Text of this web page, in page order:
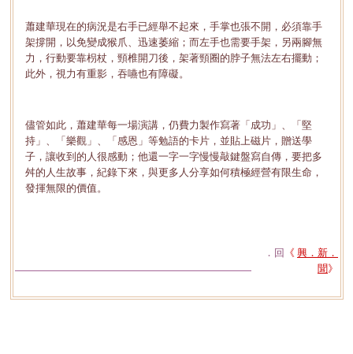
蕭建華現在的病況是右手已經舉不起來，手掌也張不開，必須靠手
架撐開，以免變成猴爪、迅速萎縮；而左手也需要手架，另兩腳無
力，行動要靠枴杖，頸椎開刀後，架著頸圈的脖子無法左右擺動；
此外，視力有重影，吞嚥也有障礙。
儘管如此，蕭建華每一場演講，仍費力製作寫著「成功」、「堅
持」、「樂觀」、「感恩」等勉語的卡片，並貼上磁片，贈送學
子，讓收到的人很感動；他還一字一字慢慢敲鍵盤寫自傳，要把多
舛的人生故事，紀錄下來，與更多人分享如何積極經營有限生命，
發揮無限的價值。
．回 《 興．新．
聞》